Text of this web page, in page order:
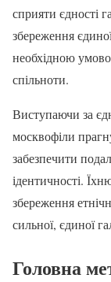
сприяти єдності
збереження
необхідною
спільноти.
Виступаючи за
москвофіли
забезпечити
ідентичності.
збереження
сильної, єдиної
Головна